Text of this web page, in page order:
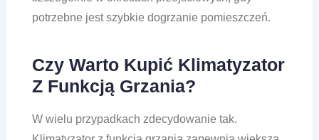
potrzebne jest szybkie dogrzanie pomieszczeń.
Czy Warto Kupić Klimatyzator
Z Funkcją Grzania?
W wielu przypadkach zdecydowanie tak.